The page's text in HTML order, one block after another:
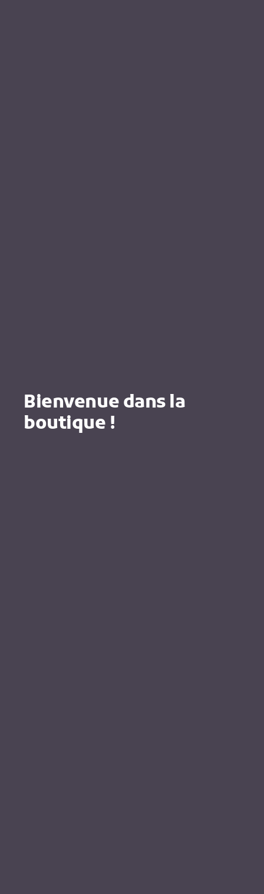
Bienvenue dans la
boutique !